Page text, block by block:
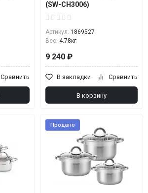
Сравнить
(SW-CH3006)
Артикул: 1869527
Вес: 4.78кг
9 240 ₽
В закладки Сравнить
В корзину
Продано